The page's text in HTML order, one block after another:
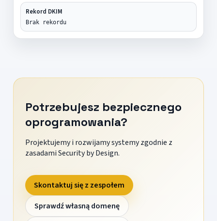
Rekord DKIM
Brak rekordu
Potrzebujesz bezpiecznego
oprogramowania?
Projektujemy i rozwijamy systemy zgodnie z
zasadami Security by Design.
Skontaktuj się z zespołem
Sprawdź własną domenę